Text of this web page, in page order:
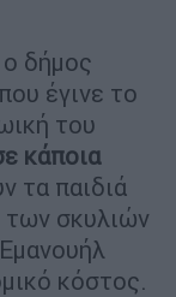
ο δήμος
έγινε το
του
κάποια
τα παιδιά
των σκυλιών
κόστος.